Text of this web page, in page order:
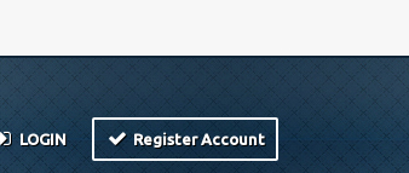
LOGIN Register Account